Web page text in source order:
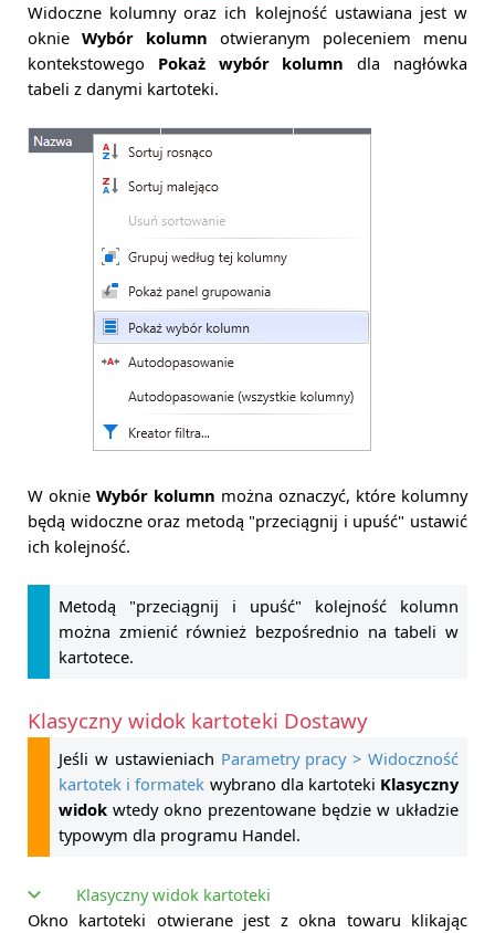
Widoczne kolumny oraz ich kolejność ustawiana jest w
oknie Wybór kolumn otwieranym poleceniem menu
kontekstowego Pokaż wybór kolumn dla nagłówka
tabeli z danymi kartoteki.
W oknie Wybór kolumn można oznaczyć, które kolumny
będą widoczne oraz metodą "przeciągnij i upuść" ustawić
ich kolejność.
Metodą "przeciągnij i upuść" kolejność kolumn
można zmienić również bezpośrednio na tabeli w
kartotece.
Klasyczny widok kartoteki Dostawy
Jeśli w ustawieniach Parametry pracy > Widoczność
kartotek i formatek wybrano dla kartoteki Klasyczny
widok wtedy okno prezentowane będzie w układzie
typowym dla programu Handel.
Klasyczny widok kartoteki
Okno kartoteki otwierane jest z okna towaru klikając